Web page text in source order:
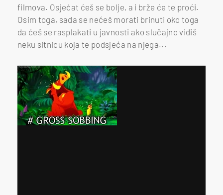
filmova. Osjećat ćeš se bolje, a i brže će te proći.
Osim toga, sada se nećeš morati brinuti oko toga
da ćeš se rasplakati u javnosti ako slučajno vidiš
neku sitnicu koja te podsjeća na njega...